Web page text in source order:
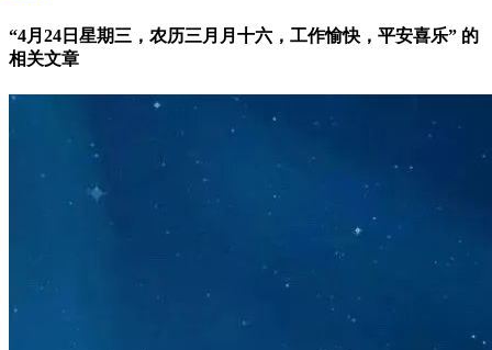
“4月24日星期三，农历三月月十六，工作愉快，平安喜乐” 的
相关文章